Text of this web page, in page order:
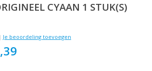
CYAAN 1 STUK(S)
Je beoordeling toevoegen